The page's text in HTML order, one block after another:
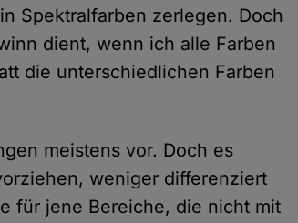
Spektralfarben zerlegen. Doch
dient, wenn ich alle Farben
die unterschiedlichen Farben
meistens vor. Doch es
weniger differenziert
für jene Bereiche, die nicht mit